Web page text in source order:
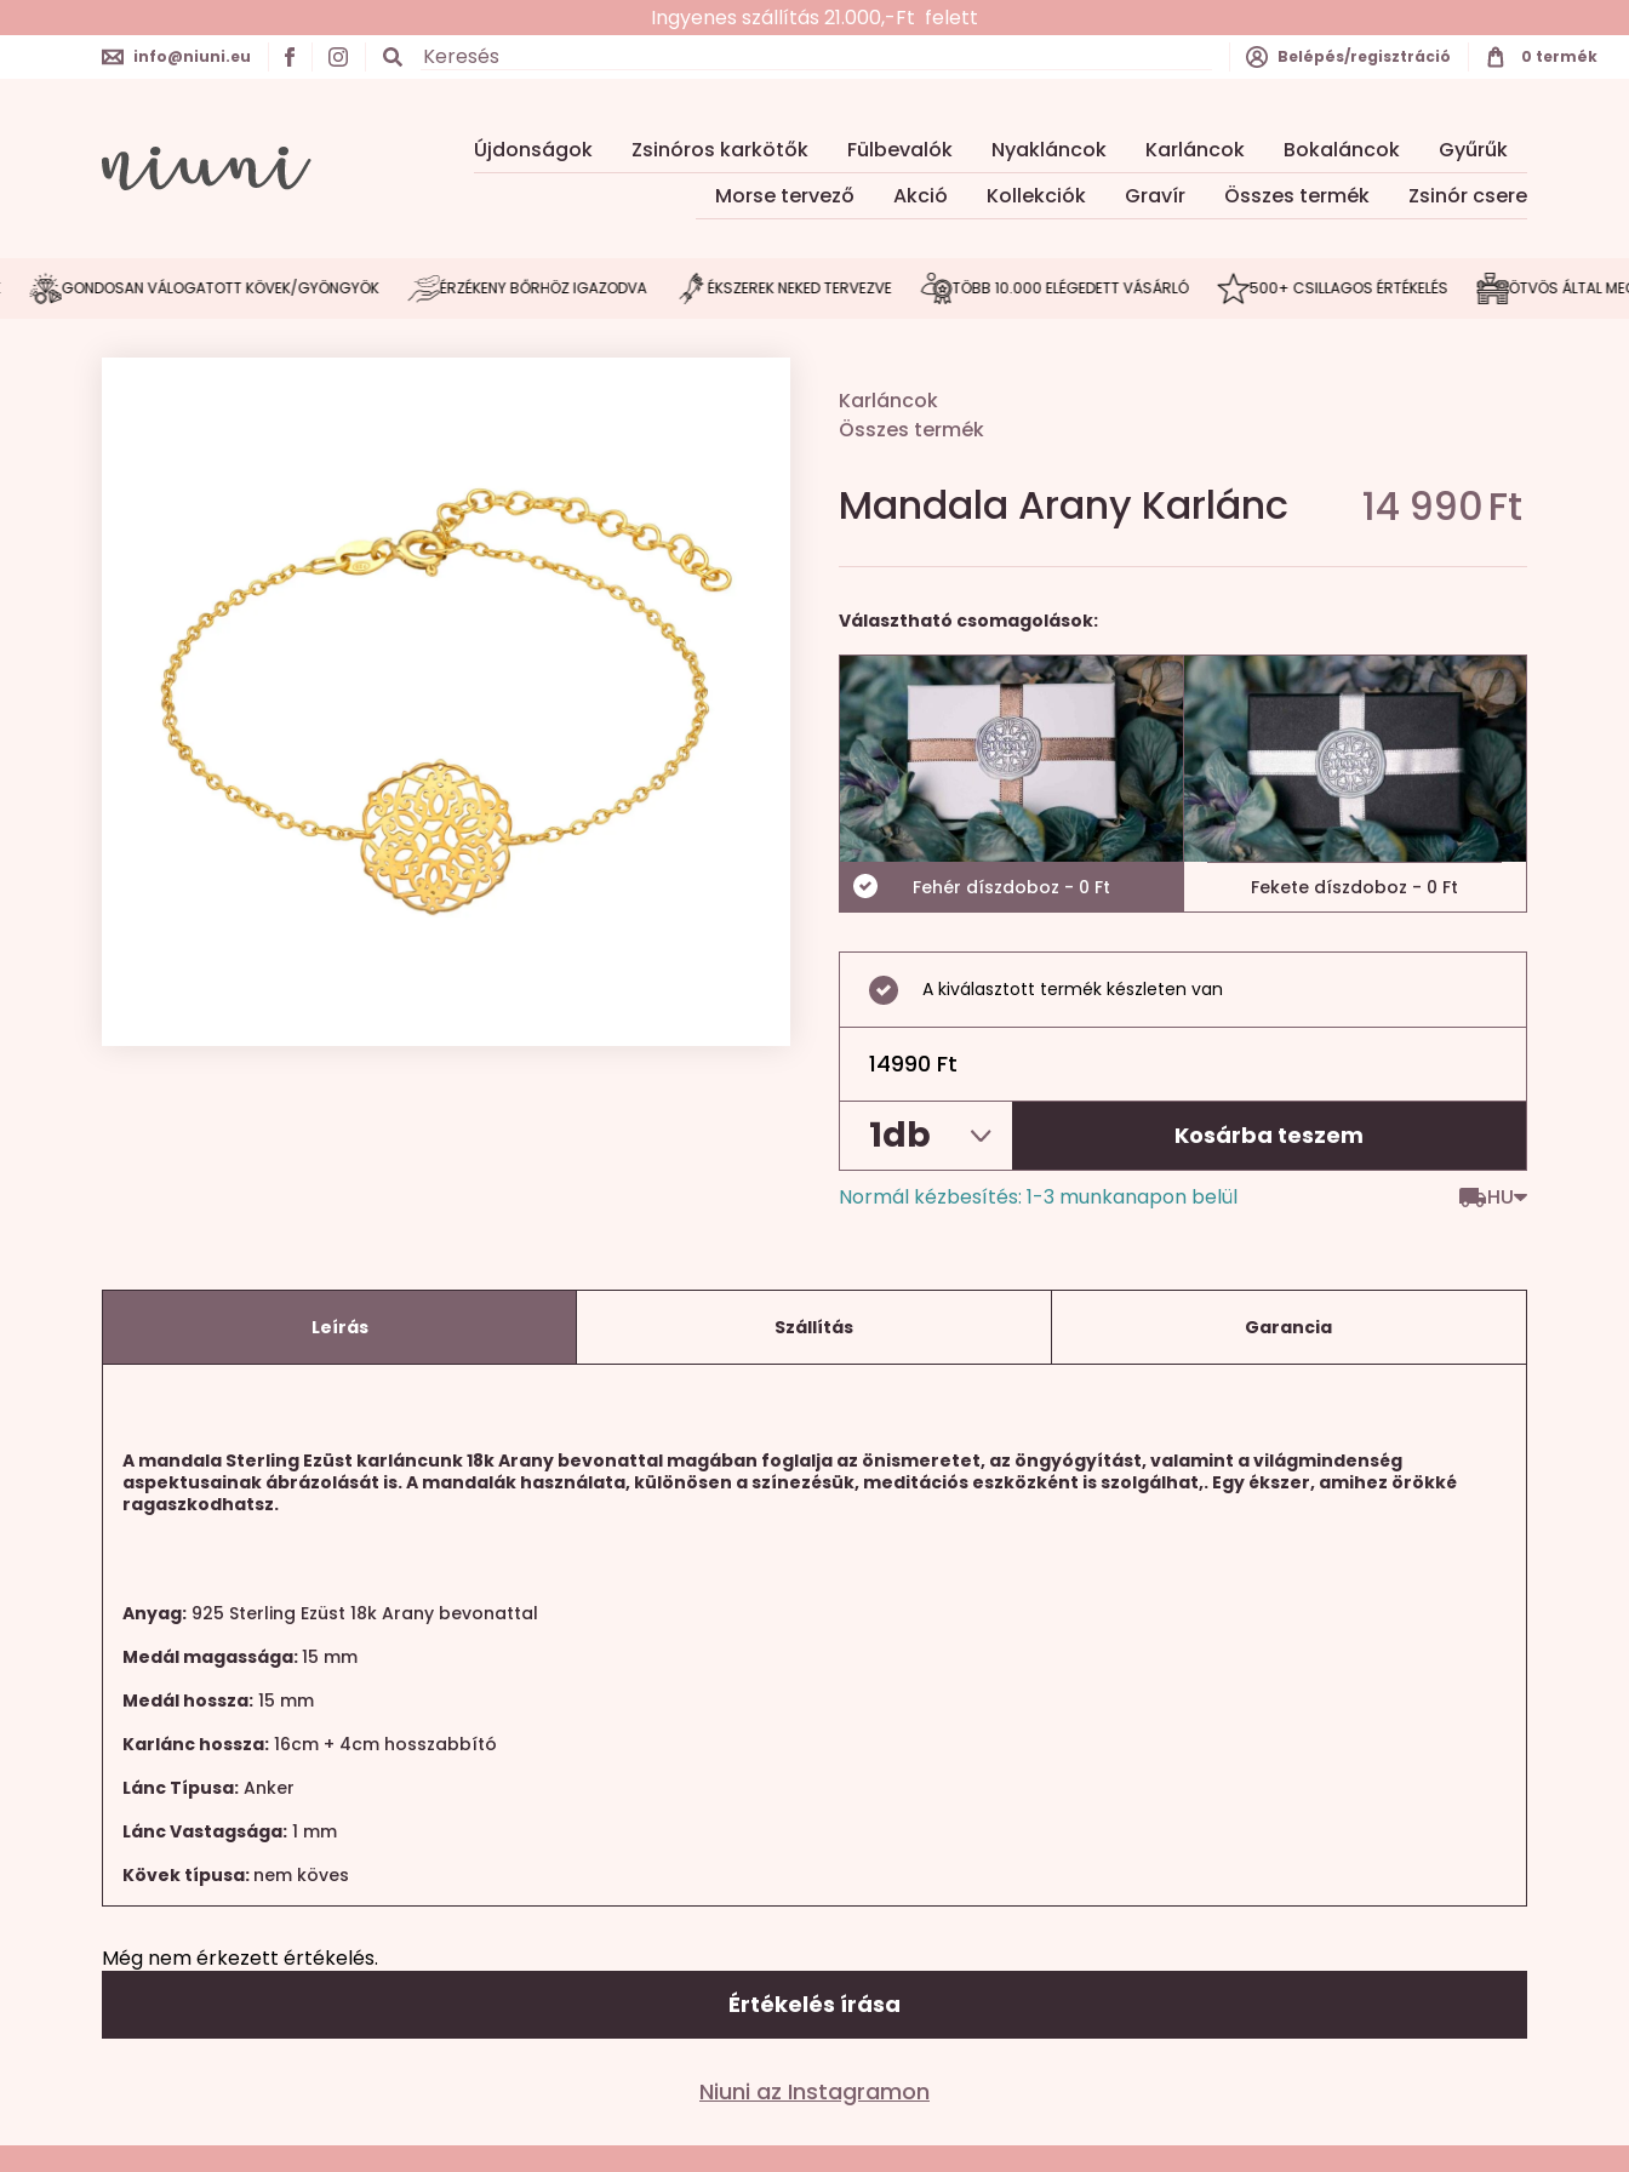
Újdonságok Zsinóros karkötők Fülbevalók Nyakláncok Karláncok Bokaláncok
Gyűrűk
Morse tervező
Akció Kollekciók Gravír Összes termék Zsinór csere
info@niuni.eu Belépés/regisztráció 0 termék
Ingyenes szállítás 21.000,-Ft felett
GONDOSAN VÁLOGATOTT KÖVEK/GYÖNGYÖK ÉRZÉKENY BŐRHÖZ IGAZODVA ÉKSZEREK NEKED TERVEZVE TÖBB 10.000 ELÉGEDETT VÁSÁRLÓ 500+ CSILLAGOS ÉRTÉKELÉS ÖTVÖS ÁLTAL
Karláncok
Összes termék
Mandala Arany Karlánc 14 990Ft
Választható csomagolások:
Fehér díszdoboz - 0 Ft Fekete díszdoboz - 0 Ft
A kiválasztott termék készleten van
14990 Ft
Kosárba teszem
Normál kézbesítés: 1-3 munkanapon belül HU
Leírás Szállítás Garancia
A mandala Sterling Ezüst karláncunk 18k Arany bevonattal magában foglalja az önismeretet, az öngyógyítást, valamint a világmindenség
aspektusainak ábrázolását is.A mandalák használata, különösen a színezésük, meditációs eszközként is szolgálhat,. Egy ékszer, amihez örökké
ragaszkodhatsz.
Anyag: 925 Sterling Ezüst 18k Arany bevonattal
Medál magassága:15 mm
Medál hossza: 15 mm
Karlánc hossza: 16cm + 4cm hosszabbító
Lánc Típusa: Anker
Lánc Vastagsága: 1 mm
Kövek típusa: nem köves
Még nem érkezett értékelés.
Értékelés írása
Niuni az Instagramon